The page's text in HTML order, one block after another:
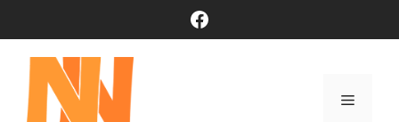
contenido
Facebook
Menú